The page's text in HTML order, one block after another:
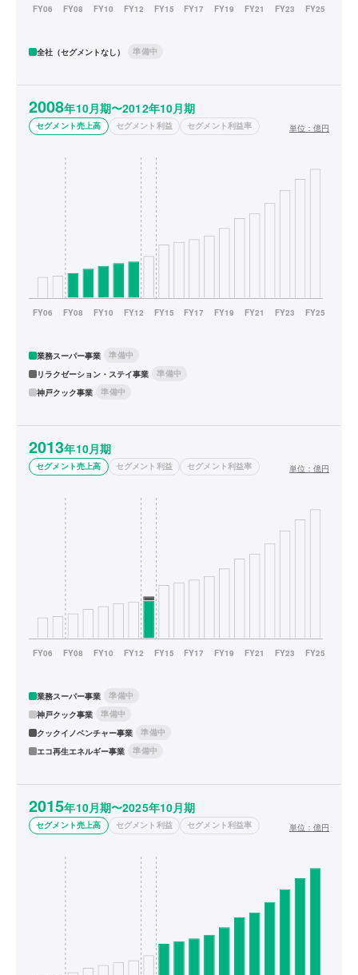
全社（セグメントなし） 準備中
2008年10月期〜2012年10月期
セグメント売上高 セグメント利益 セグメント利益率 単位： 億円
業務スーパー事業
準備中
リラクゼーション・ステイ事業
準備中
神戸クック事業
準備中
2013年10月期
セグメント売上高 セグメント利益 セグメント利益率 単位： 億円
業務スーパー事業
準備中
神戸クック事業
準備中
クックイノベンチャー事業
準備中
エコ再生エネルギー事業
準備中
2015年10月期〜2025年10月期
セグメント売上高 セグメント利益 セグメント利益率 単位： 億円